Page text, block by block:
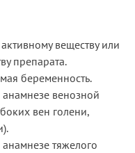
веществу или
препарата.
беременность.
венозной
вен голени,
тяжелого